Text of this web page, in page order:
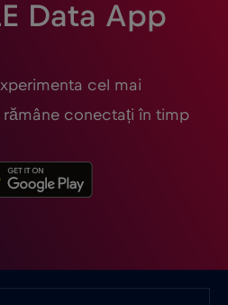
Data App
cel mai
conectați în timp